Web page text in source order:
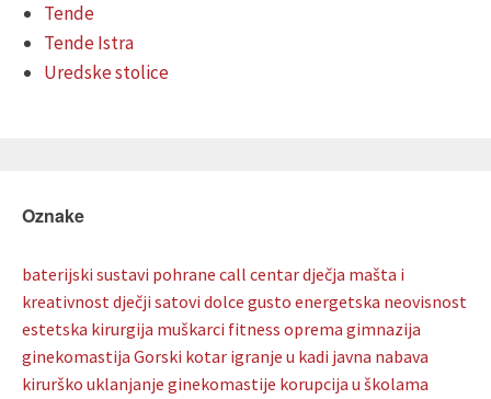
Tende
Tende Istra
Uredske stolice
Oznake
baterijski sustavi pohrane call centardječja mašta i
kreativnostdječji satovi dolce gusto energetska neovisnost
estetska kirurgija muškarci fitness oprema gimnazija
ginekomastija Gorski kotar igranje u kadi javna nabava
kirurško uklanjanje ginekomastije korupcija u školama